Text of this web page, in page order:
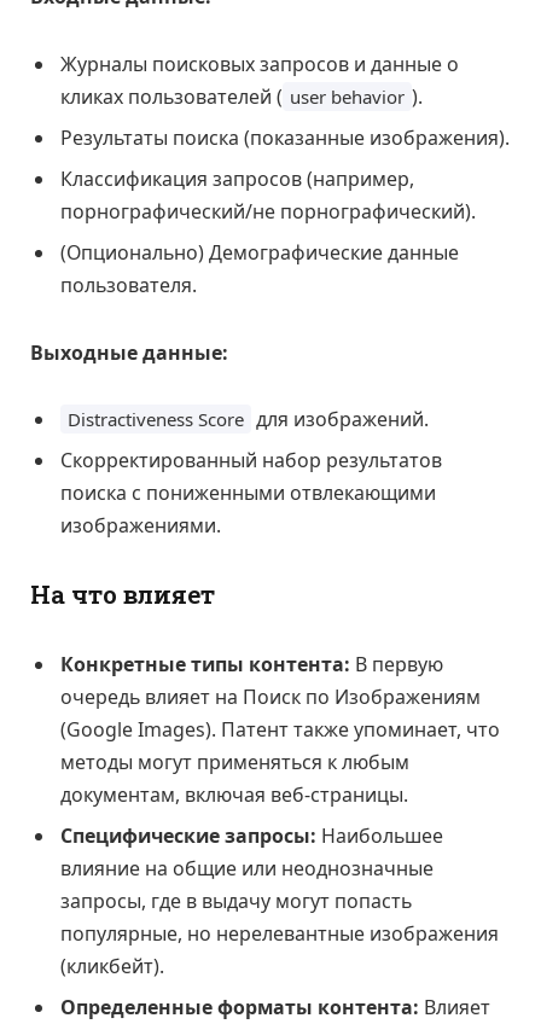
Журналы поисковых запросов и данные о
кликах пользователей ( user behavior ).
Результаты поиска (показанные изображения).
Классификация запросов (например,
порнографический/не порнографический).
(Опционально) Демографические данные
пользователя.
Выходные данные:
Distractiveness Score для изображений.
Скорректированный набор результатов
поиска с пониженными отвлекающими
изображениями.
На что влияет
Конкретные типы контента: В первую
очередь влияет на Поиск по Изображениям
(Google Images). Патент также упоминает, что
методы могут применяться к любым
документам, включая веб-страницы.
Специфические запросы: Наибольшее
влияние на общие или неоднозначные
запросы, где в выдачу могут попасть
популярные, но нерелевантные изображения
(кликбейт).
Определенные форматы контента: Влияет